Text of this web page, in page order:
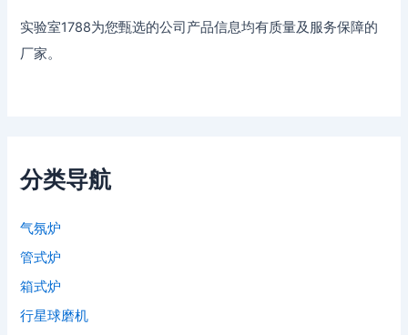
实验室1788为您甄选的公司产品信息均有质量及服务保障的
厂家。
分类导航
气氛炉
管式炉
箱式炉
行星球磨机